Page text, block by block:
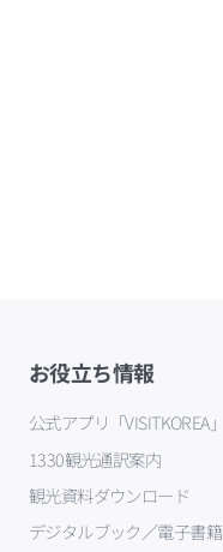
お役立ち情報
公式アプリ「VISITKOREA」
1330観光通訳案内
観光資料ダウンロード
デジタルブック／電子書籍